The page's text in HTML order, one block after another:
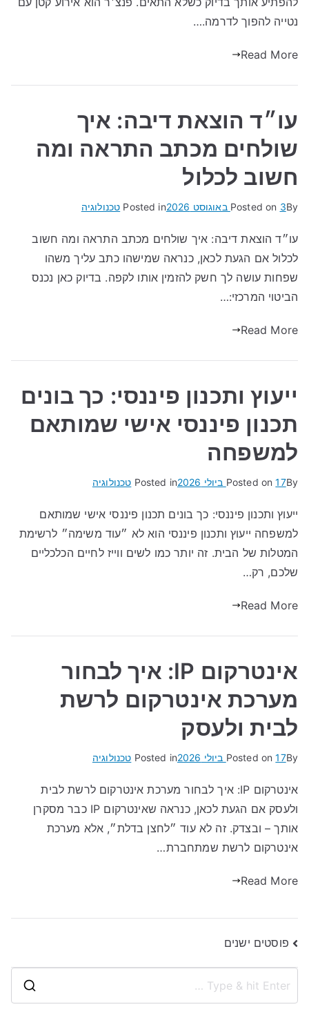
נטייה להפוך לדרמה.…
Read More
עו״ד הוצאת דיבה: איך
שולחים מכתב התראה ומה
חשוב לכלול
By
Posted on 3 באוגוסט 2026 Posted in טכנולוגיה
עו״ד הוצאת דיבה: איך שולחים מכתב התראה ומה חשוב
לכלול אם הגעת לכאן, כנראה שמישהו כתב עליך משהו
שפחות עושה לך חשק להזמין אותו לקפה. בדיוק כאן נכנס
הביטוי המרכזי:…
Read More
ייעוץ ותכנון פיננסי: כך בונים
תכנון פיננסי אישי שמותאם
למשפחה
By
Posted on17 ביולי 2026 Posted in טכנולוגיה
ייעוץ ותכנון פיננסי: כך בונים תכנון פיננסי אישי שמותאם
למשפחה ייעוץ ותכנון פיננסי הוא לא ״עוד משימה״ לרשימת
המטלות של הבית. זה יותר כמו לשים ווייז לחיים הכלכליים
שלכם, רק…
Read More
אינטרקום IP: איך לבחור
מערכת אינטרקום לרשת
לבית ולעסק
By
Posted on17 ביולי 2026 Posted in טכנולוגיה
אינטרקום IP: איך לבחור מערכת אינטרקום לרשת לבית
ולעסק אם הגעת לכאן, כנראה שאינטרקום IP כבר מסקרן
אותך – ובצדק. זה לא עוד ״לחצן בדלת״, אלא מערכת
אינטרקום לרשת שמתחברת…
Read More
ניווט
פוסטים ישנים